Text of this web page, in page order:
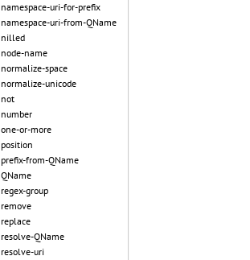
namespace-uri-for-prefix
namespace-uri-from-QName
nilled
node-name
normalize-space
normalize-unicode
not
number
one-or-more
position
prefix-from-QName
QName
regex-group
remove
replace
resolve-QName
resolve-uri